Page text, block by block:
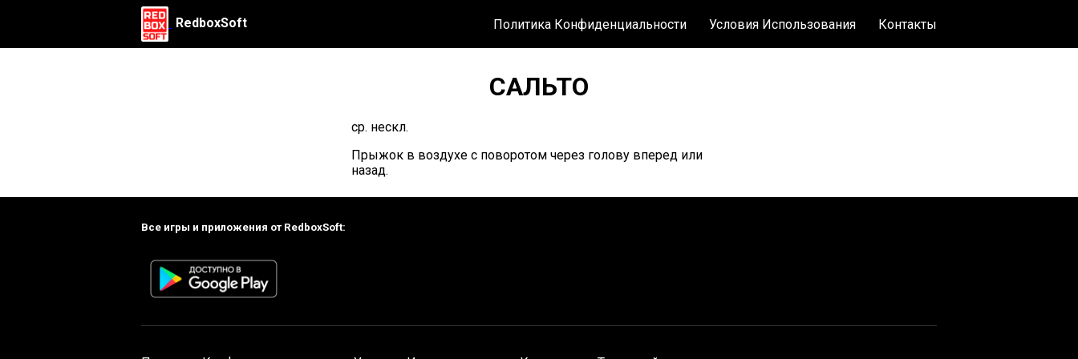
RedboxSoft Политика Конфиденциальности Условия Использования Контакты
САЛЬТО
ср. нескл.
Прыжок в воздухе с поворотом через голову вперед или
назад.
Все игры и приложения от RedboxSoft: